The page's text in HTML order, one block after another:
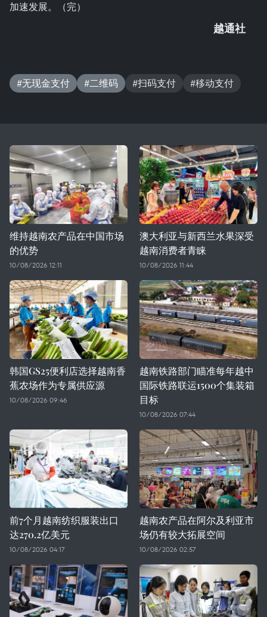
加速发展。（完）
越通社
#无现金支付 #二维码 #扫码支付 #移动支付
维持越南农产品在中国市场
的优势
10/08/2026 12:11
澳大利亚与新西兰水果深受
越南消费者青睐
10/08/2026 11:44
韩国GS25便利店选择越南香
蕉农场作为专属供应源
10/08/2026 09:46
越南铁路部门瞄准每年越中
国际铁路联运1500个集装箱
目标
10/08/2026 07:44
前7个月越南纺织服装出口
达270.2亿美元
10/08/2026 04:17
越南农产品在阿尔及利亚市
场仍有较大拓展空间
10/08/2026 02:57